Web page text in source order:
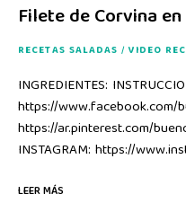
Filete de Corvina
RECETAS SALADAS /VIDEO
INGREDIENTES:
https://www.facebook.com/
https://ar.pinterest.com/
INSTAGRAM: https://
LEER MÁS